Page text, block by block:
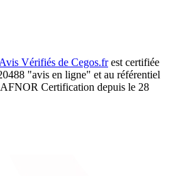
Vérifiés de Cegos.frest certifiée
"avis en ligne" et au référentiel
Certification depuis le 28